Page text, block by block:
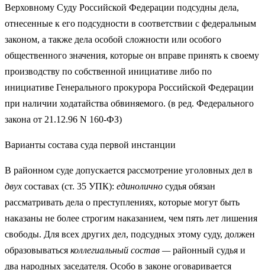
Верховному Суду Российской Федерации подсудны дела,
отнесенные к его подсудности в соответствии с федеральным
законом, а также дела особой сложности или особого
общественного значения, которые он вправе принять к своему
производству по собственной инициативе либо по
инициативе Генерального прокурора Российской Федерации
при наличии ходатайства обвиняемого. (в ред. Федерального
закона от 21.12.96 N 160-ФЗ)
Варианты состава суда первой инстанции
В районном суде допускается рассмотрение уголовных дел в
двух составах (ст. 35 УПК): единолично судья обязан
рассматривать дела о пре­ступлениях, которые могут быть
наказаны не более строгим наказанием, чем пять лет лишения
свободы. Для всех других дел, подсудных этому су­ду, должен
образовываться коллегиальный состав —районный судья и
два народных заседателя. Особо в законе оговаривается